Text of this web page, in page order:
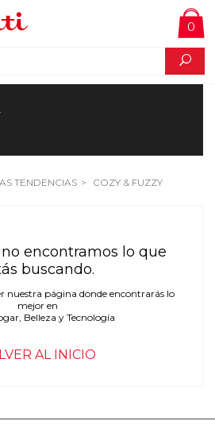
0
TENDENCIAS COZY & FUZZY
encontramos lo que
buscando.
nuestra página donde encontrarás lo
mejor en
Belleza y Tecnología
AL INICIO